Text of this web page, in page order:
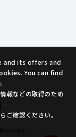
and its offers and
You can find
報などの取得のため
ご確認ください。